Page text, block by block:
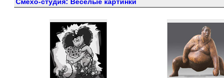
Смехо-студия: Веселые картинки